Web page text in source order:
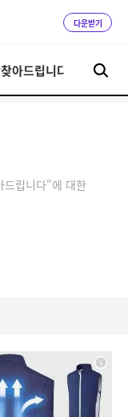
다운받기
립니다"에 대한